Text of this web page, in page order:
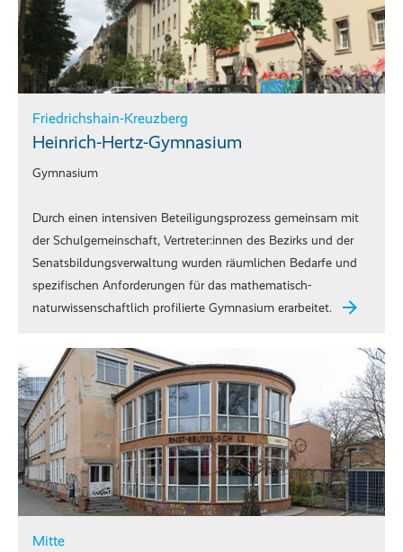
Friedrichshain-Kreuzberg
Heinrich-Hertz-Gymnasium
Gymnasium
Durch einen intensiven Beteiligungsprozess gemeinsam mit
der Schulgemeinschaft, Vertreter:innen des Bezirks und der
Senatsbildungsverwaltung wurden räumlichen Bedarfe und
spezifischen Anforderungen für das mathematisch-
naturwissenschaftlich profilierte Gymnasium erarbeitet.
Mitte